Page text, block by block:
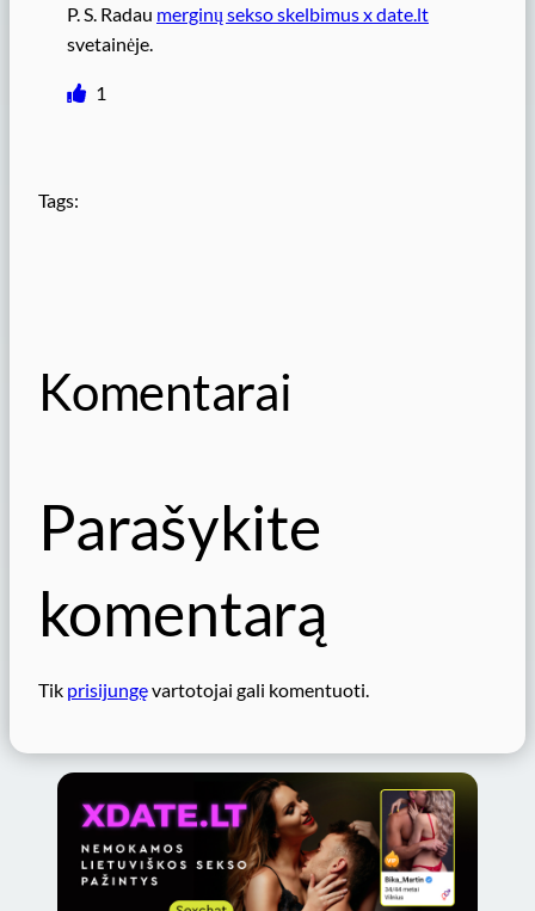
P. S. Radau merginų sekso skelbimus x date.lt
svetainėje.
1
Tags:
Komentarai
Parašykite
komentarą
Tik prisijungęvartotojai gali komentuoti.